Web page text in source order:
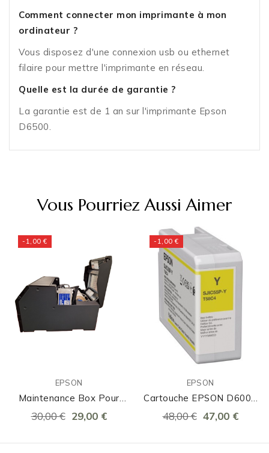
Comment connecter mon imprimante à mon
ordinateur ?
Vous disposez d'une connexion usb ou ethernet
filaire pour mettre l'imprimante en réseau.
Quelle est la durée de garantie ?
La garantie est de 1 an sur l'imprimante Epson
D6500.
Vous Pourriez Aussi Aimer
-1,00 €
EPSON
Maintenance Box Pour
EPSON C6000, C6500,
D6000, D6500
30,00 € 29,00 €
-1,00 €
EPSON
Cartouche EPSON D6000
Et D6500 Jaune
48,00 € 47,00 €